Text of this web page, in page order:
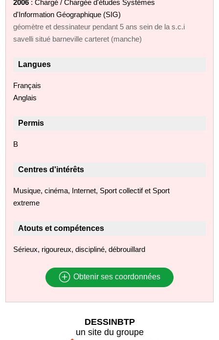
2006 : Chargé / Chargée d'études Systèmes
d'Information Géographique (SIG)
géomètre et dessinateur pendant 5 ans sein de la s.c.i
savelli situé barneville carteret (manche)
Langues
Français
Anglais
Permis
B
Centres d'intérêts
Musique, cinéma, Internet, Sport collectif et Sport
extreme
Atouts et compétences
Sérieux, rigoureux, discipliné, débrouillard
Obtenir ses coordonnées
DESSINBTP
un site du groupe